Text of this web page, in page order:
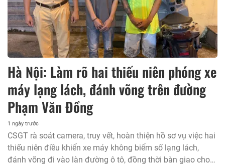
Hà Nội: Làm rõ hai thiếu niên phóng xe
máy lạng lách, đánh võng trên đường
Phạm Văn Đồng
1 ngày trước
CSGT rà soát camera, truy vết, hoàn thiện hồ sơ vụ việc hai
thiếu niên điều khiển xe máy không biểm số lạng lách,
đánh võng đi vào làn đường ô tô, đồng thời bàn giao cho